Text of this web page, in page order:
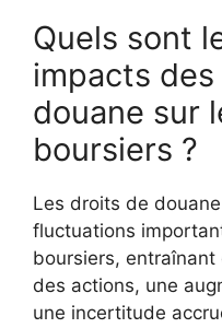
Quels sont
impacts
douane sur
boursiers ?
Les droits de
fluctuations
boursiers,
des actions, une
une incertitude